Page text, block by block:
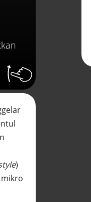
)
prediksi tahun
kekerasan
PMI di Malaysia
- Peristiwa
penerbitan
pagar laut
- Peristiwa
duet Anies-